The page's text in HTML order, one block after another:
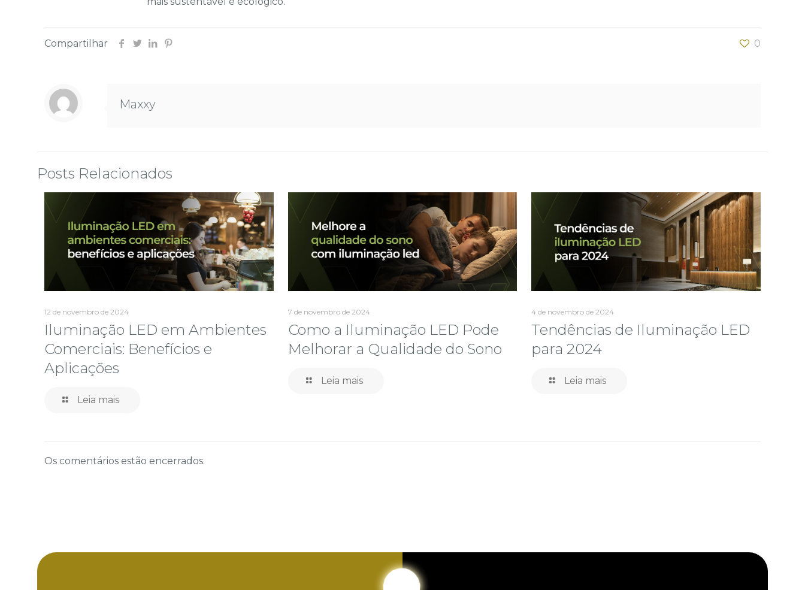
Compartilhar 0
Maxxy
Posts Relacionados
12 de novembro de 2024
Iluminação LED em Ambientes
Comerciais: Benefícios e
Aplicações
Leia mais
7 de novembro de 2024
Como a Iluminação LED Pode
Melhorar a Qualidade do Sono
Leia mais
4 de novembro de 2024
Tendências de Iluminação LED
para 2024
Leia mais
Os comentários estão encerrados.